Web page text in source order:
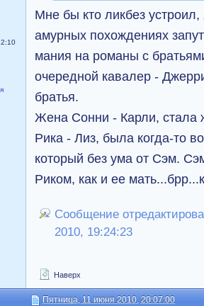
Мне бы кто ликбез
амурных похождениях
мания на романы с
очередной кавалер -
братья.
Жена Сонни - Карли, стала
Рика - Лиз, была когда-то
который без ума от Сэм.
Риком, как и ее
Сообщение
2010, 19:24:23
Наверх
Пятница, 11 июня 2010, 20:07:00